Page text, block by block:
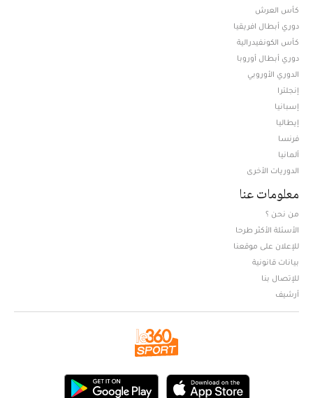
كأس العرش
دوري أبطال افريقيا
كأس الكونفيدرالية
دوري أبطال أوروبا
الدوري الأوروبي
إنجلترا
إسبانيا
إيطاليا
فرنسا
ألمانيا
الدوريات الأخرى
معلومات عنا
من نحن ؟
الأسئلة الأكثر طرحا
للإعلان على موقعنا
بيانات قانونية
للإتصال بنا
أرشيف